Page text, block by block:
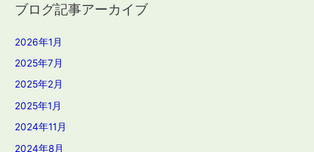
ブログ記事アーカイブ
2026年1月
2025年7月
2025年2月
2025年1月
2024年11月
2024年8月